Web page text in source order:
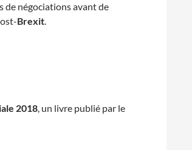
de négociations avant de
Brexit.
2018, un livre publié par le